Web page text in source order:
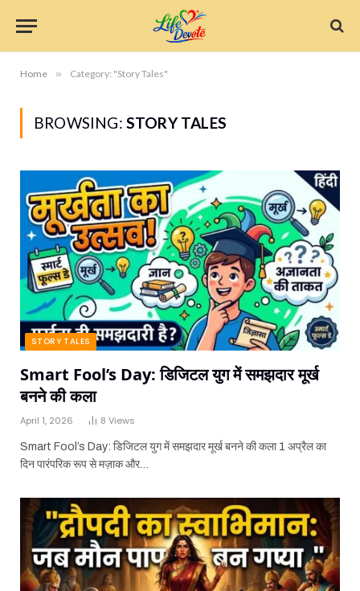
Home » Category: "Story Tales"
BROWSING: STORY TALES
STORY TALES
Smart Fool’s Day: डिजिटल युग में समझदार मूर्ख
बनने की कला
April 1, 2026 8 Views
Smart Fool’s Day: डिजिटल युग में समझदार मूर्ख बनने की कला 1 अप्रैल का
दिन पारंपरिक रूप से मज़ाक और…